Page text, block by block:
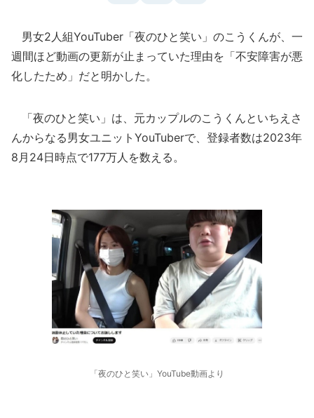
男女2人組YouTuber「夜のひと笑い」のこうくんが、一
週間ほど動画の更新が止まっていた理由を「不安障害が悪
化したため」だと明かした。
「夜のひと笑い」は、元カップルのこうくんといちえさ
んからなる男女ユニットYouTuberで、登録者数は2023年
8月24日時点で177万人を数える。
「夜のひと笑い」YouTube動画より